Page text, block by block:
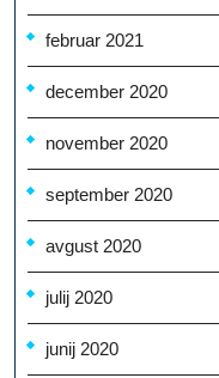
februar 2021
december 2020
november 2020
september 2020
avgust 2020
julij 2020
junij 2020